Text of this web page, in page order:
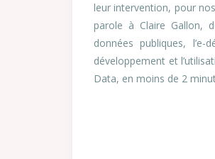
leur intervention, pour
parole à Claire Gallon,
données publiques,
développement et
Data, en moins de 2